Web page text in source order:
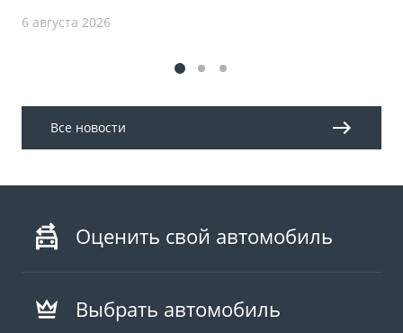
6 августа 2026
Все новости
Оценить свой автомобиль
Выбрать автомобиль